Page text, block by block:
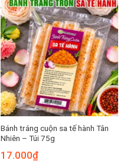
Bánh tráng cuộn sa tế hành Tân
Nhiên – Túi 75g
17.000₫